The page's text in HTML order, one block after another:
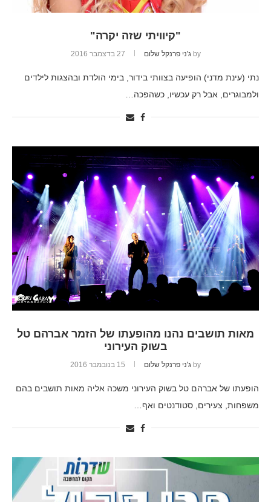
"קיוויתי שזה יקרה"
by ג'ני פרנקל שלום 27 בדצמבר 2016
נתי (עינת מדני) הופיעה בצוותי בידור, בימי הולדת ובהצגות לילדים
ולמבוגרים, אבל רק עכשיו, כשהפכה…
מאות תושבים נהנו מהופעתו של הזמר אברהם טל
בשוק העירוני
by ג'ני פרנקל שלום 15 בנובמבר 2016
הופעתו של אברהם טל בשוק העירוני משכה אליה מאות תושבים בהם
משפחות, צעירים, סטודנטים ואף…